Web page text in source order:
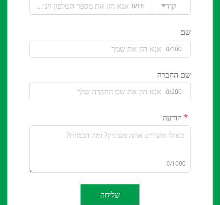
קוד
0/16
שם
0/100
שם החברה
0/200
הודעה
0/1000
שליחה